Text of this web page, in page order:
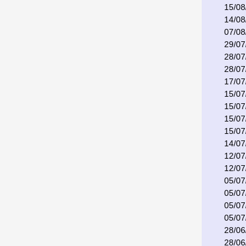
15/
14/
07/
29/
28/
28/
17/
15/
15/
15/
15/
14/
12/
12/
05/
05/
05/
05/
28/
28/